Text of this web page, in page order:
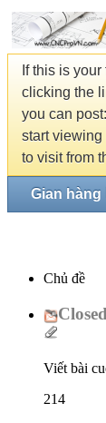
If this is
clicking the
you can
start viewing
to visit from
Gian
Chủ đề
Viết bài
214